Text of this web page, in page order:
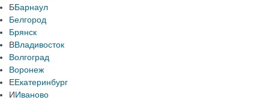
ББарнаул
Белгород
Брянск
ВВладивосток
Волгоград
Воронеж
ЕЕкатеринбург
ИИваново